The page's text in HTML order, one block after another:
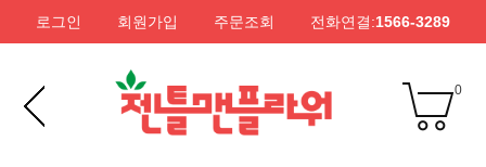
로그인 회원가입 주문조회 전화연결:1566-3289
0